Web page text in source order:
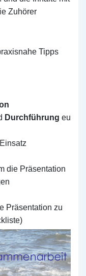
Zuhörer
Tipps
Durchführung eu
die Präsentation
Präsentation zu
liste)